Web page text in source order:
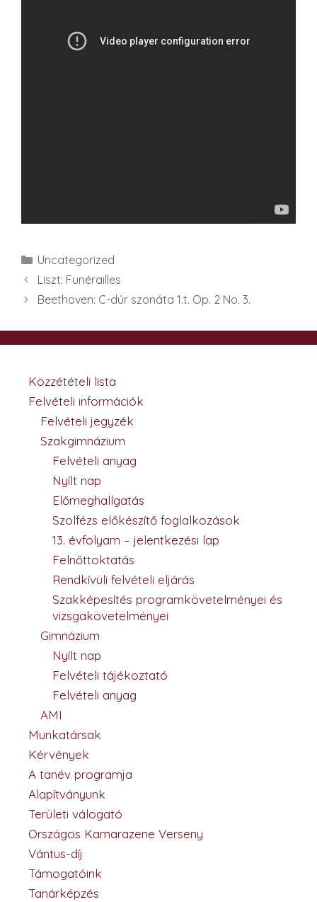
Kategória
Uncategorized
Liszt: Funérailles
Beethoven: C-dúr szonáta 1.t. Op. 2 No. 3.
Közzétételi lista
Felvételi információk
Felvételi jegyzék
Szakgimnázium
Felvételi anyag
Nyílt nap
Előmeghallgatás
Szolfézs előkészítő foglalkozások
13. évfolyam – jelentkezési lap
Felnőttoktatás
Rendkívüli felvételi eljárás
Szakképesítés programkövetelményei és
vizsgakövetelményei
Gimnázium
Nyílt nap
Felvételi tájékoztató
Felvételi anyag
AMI
Munkatársak
Kérvények
A tanév programja
Alapítványunk
Területi válogató
Országos Kamarazene Verseny
Vántus-díj
Támogatóink
Tanárképzés